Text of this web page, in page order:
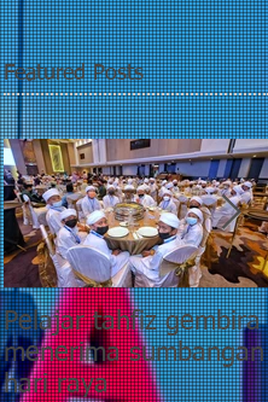
Featured Posts
Pelajar tahfiz gembira
menerima sumbangan
hari raya